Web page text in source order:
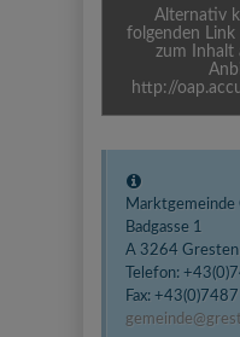
Alternativ
folgenden Link
zum Inhalt
http://
Marktgemeinde
Badgasse 1
A 3264 Gresten
Telefon:
Fax: